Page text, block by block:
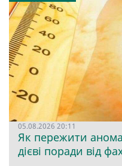
05.08.2026 20:11
Як пережити
дієві поради від